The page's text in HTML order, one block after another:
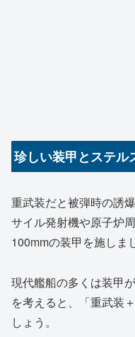
珍しい装甲とステル
重武装だと被弾時の誘
サイル発射機や原子炉
100mmの装甲を施しま
現代艦船の多くは装甲
を考えると、「重武装
しょう。